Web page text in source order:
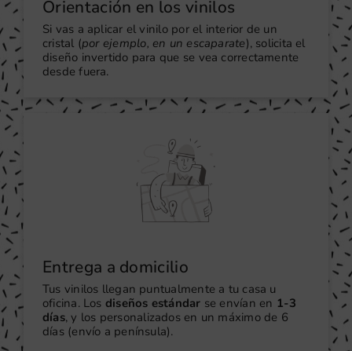
Orientación en los vinilos
Si vas a aplicar el vinilo por el interior de un
cristal (por ejemplo, en un escaparate), solicita el
diseño invertido para que se vea correctamente
desde fuera.
Entrega a domicilio
Tus vinilos llegan puntualmente a tu casa u
oficina. Los diseños estándar se envían en 1-3
días, y los personalizados en un máximo de 6
días (envío a península).